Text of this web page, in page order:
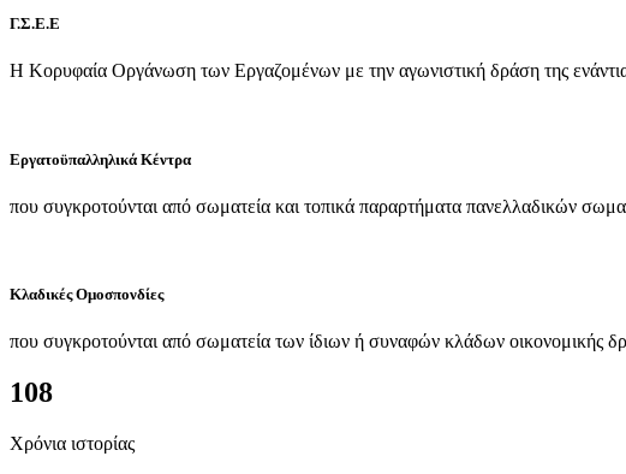
Γ.Σ.Ε.Ε
Η Κορυφαία Οργάνωση των Εργαζομένων με την αγωνιστική δράση της
Εργατοϋπαλληλικά Κέντρα
που συγκροτούνται από σωματεία και τοπικά παραρτήματα πανελλαδικών
Κλαδικές Ομοσπονδίες
που συγκροτούνται από σωματεία των ίδιων ή συναφών κλάδων οικονομικής
108
Χρόνια ιστορίας